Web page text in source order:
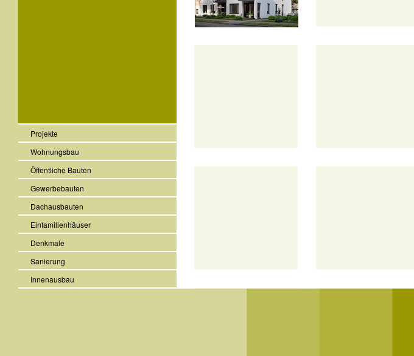
Projekte
Wohnungsbau
Öffentliche Bauten
Gewerbebauten
Dachausbauten
Einfamilienhäuser
Denkmale
Sanierung
Innenausbau